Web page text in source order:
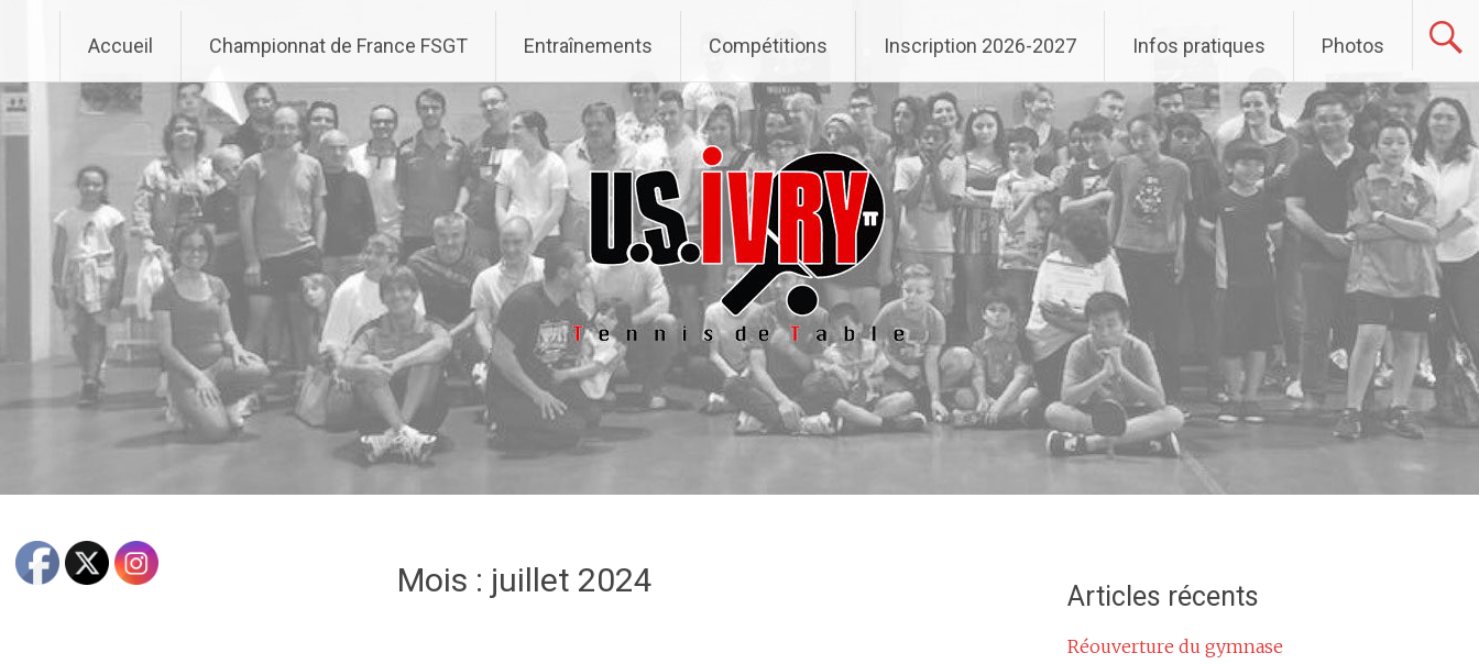
principal
Accueil Championnat de France FSGT Entraînements Compétitions Inscription 2026-2027 Infos pratiques Photos
Mois : juillet 2024 Articles récents
Réouverture du gymnase